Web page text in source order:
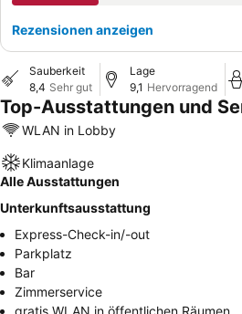
Rezensionen anzeigen
Sauberkeit
8,4 Sehr gut
Lage
9,1 Hervorragend
Top-Ausstattungen und
WLAN in Lobby
Klimaanlage
Alle Ausstattungen
Unterkunftsausstattung
Express-Check-in/-out
Parkplatz
Bar
Zimmerservice
gratis WLAN in öffentlichen Räumen